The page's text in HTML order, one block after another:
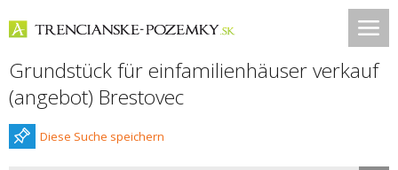
Grundstück für einfamilienhäuser verkauf
(angebot) Brestovec
Diese Suche speichern